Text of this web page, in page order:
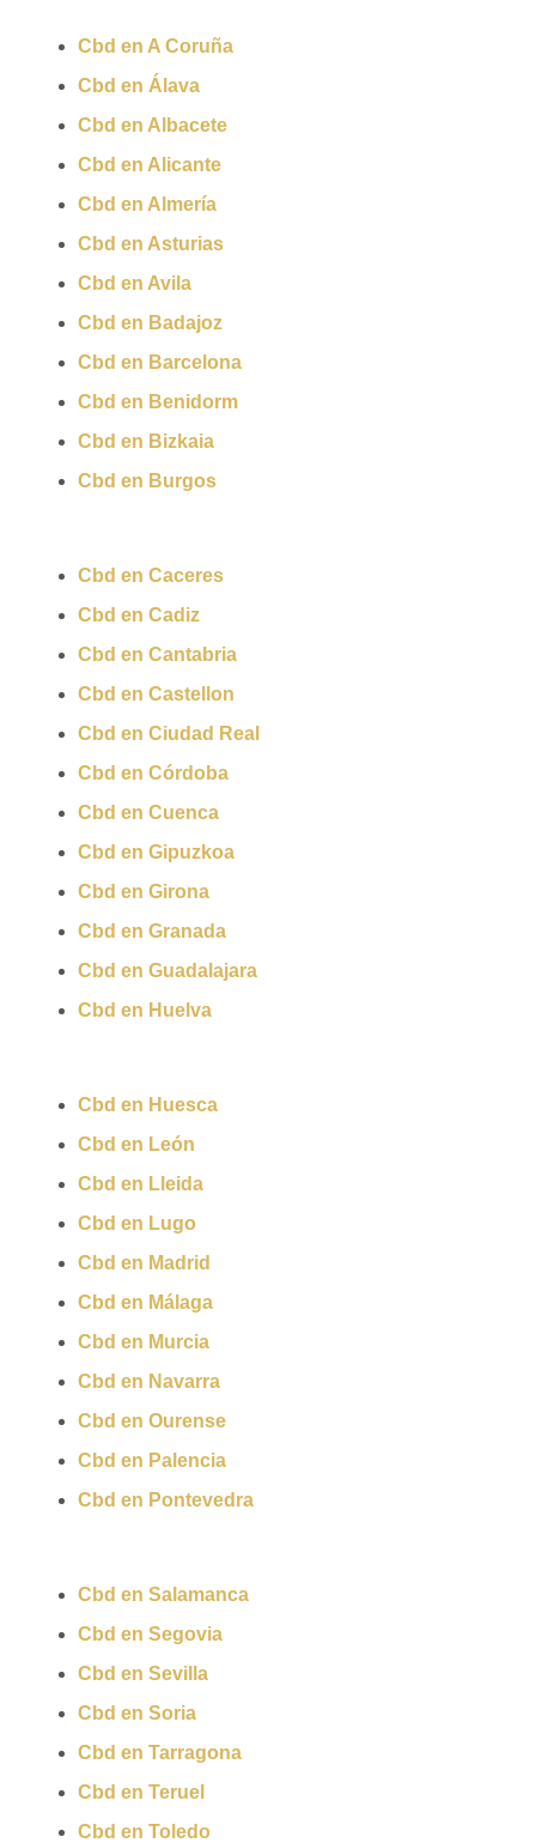
Cbd en A Coruña
Cbd en Álava
Cbd en Albacete
Cbd en Alicante
Cbd en Almería
Cbd en Asturias
Cbd en Avila
Cbd en Badajoz
Cbd en Barcelona
Cbd en Benidorm
Cbd en Bizkaia
Cbd en Burgos
Cbd en Caceres
Cbd en Cadiz
Cbd en Cantabria
Cbd en Castellon
Cbd en Ciudad Real
Cbd en Córdoba
Cbd en Cuenca
Cbd en Gipuzkoa
Cbd en Girona
Cbd en Granada
Cbd en Guadalajara
Cbd en Huelva
Cbd en Huesca
Cbd en León
Cbd en Lleida
Cbd en Lugo
Cbd en Madrid
Cbd en Málaga
Cbd en Murcia
Cbd en Navarra
Cbd en Ourense
Cbd en Palencia
Cbd en Pontevedra
Cbd en Salamanca
Cbd en Segovia
Cbd en Sevilla
Cbd en Soria
Cbd en Tarragona
Cbd en Teruel
Cbd en Toledo